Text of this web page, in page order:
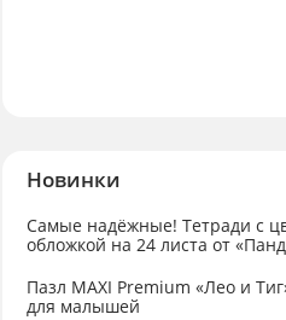
Новинки
Самые надёжные! Тетради с
обложкой на 24 листа от
Пазл MAXI Premium «Лео и
для малышей